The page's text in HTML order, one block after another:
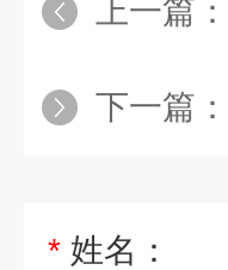
上一篇：
下一篇：
* 姓名：